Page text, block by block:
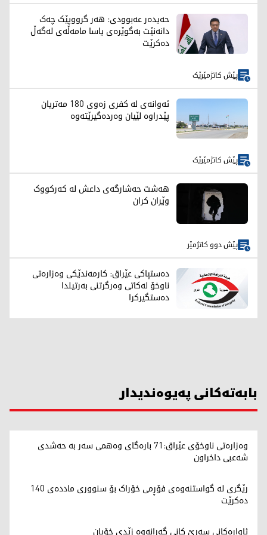
حەیدەر عەبوودی: هەر گرووپێک چەک
دانەنێت بەگوێرەی یاسا مامەڵەی لەگەڵ
دەکرێت
پێش کاتژمێرێک
ئەوانەی لە کفری زەوی 180 مەتریان
پێدراوە لێیان وەردەگیرێتەوە
پێش کاتژمێرێک
هەشت حەشارگەی داعش لە کەرکووک
وێران کران
پێش دوو کاتژمێر
دەستپاکی عێراق: کارمەندێکی وەزارەتی
ناوخۆ لەکاتی وەرگرتنی بەرتیلدا
دەستگیرکرا
بابەتەکانی پەیوەندیدار
وەزارەتی ناوخۆی عێراق:71 بارەگای وەهمی سەر بە حەشدی
شەعبی داخراون
رێگری لە گواستنەوەی فۆڕمی خۆراک بۆ سنووری ماددەی 140
دەکرێت